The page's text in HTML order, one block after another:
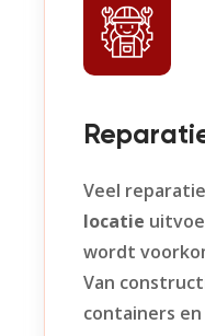
Veel
locatie
wordt
Van
containers